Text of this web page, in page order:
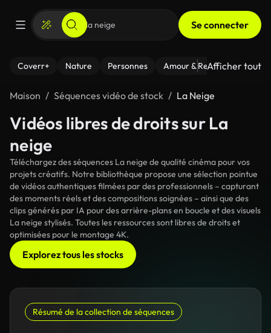
Se connecter
Coverr+ Nature Personnes Amour & Relations Le
Afficher tout
Maison Séquences vidéo de stock La Neige
Vidéos libres de droits sur La
neige
Téléchargez des séquences La neige de qualité cinéma pour vos
projets créatifs. Notre bibliothèque propose une sélection pointue
de vidéos authentiques filmées par des professionnels – capturant
des moments réels et des compositions soignées – ainsi que des
clips générés par IA pour des arrière-plans en boucle et des visuels
La neige stylisés. Toutes les ressources sont libres de droits et
optimisées pour le montage 4K.
Explorez tous les stocks
Résumé de la collection de séquences